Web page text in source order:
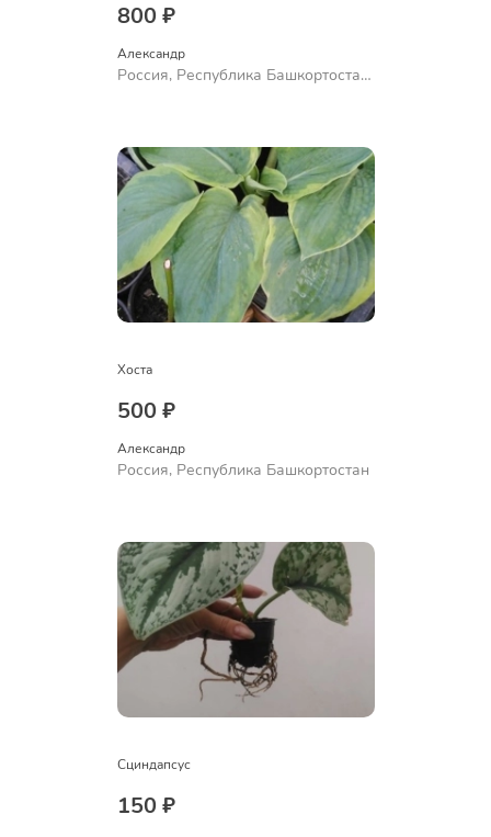
800 ₽
Александр
Россия, Республика Башкортостан,
Хоста
500 ₽
Александр
Россия, Республика Башкортостан
Сциндапсус
150 ₽